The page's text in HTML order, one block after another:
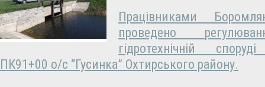
Працівниками
проведено
гідротехнічній
ПК91+00 о/с “Гусинка” Охтирського району.